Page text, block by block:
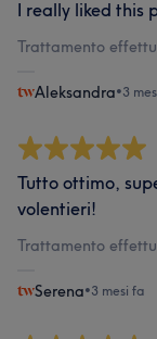
I really liked this
Trattamento
Aleksandra•3
Tutto ottimo,
volentieri!
Trattamento
Serena•3 mesi fa